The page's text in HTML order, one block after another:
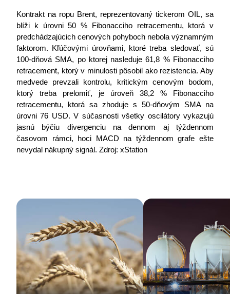
Kontrakt na ropu Brent, reprezentovaný tickerom OIL, sa
blíži k úrovni 50 % Fibonacciho retracementu, ktorá v
predchádzajúcich cenových pohyboch nebola významným
faktorom. Kľúčovými úrovňami, ktoré treba sledovať, sú
100-dňová SMA, po ktorej nasleduje 61,8 % Fibonacciho
retracement, ktorý v minulosti pôsobil ako rezistencia. Aby
medvede prevzali kontrolu, kritickým cenovým bodom,
ktorý treba prelomiť, je úroveň 38,2 % Fibonacciho
retracementu, ktorá sa zhoduje s 50-dňovým SMA na
úrovni 76 USD. V súčasnosti všetky oscilátory vykazujú
jasnú býčiu divergenciu na dennom aj týždennom
časovom rámci, hoci MACD na týždennom grafe ešte
nevydal nákupný signál. Zdroj: xStation